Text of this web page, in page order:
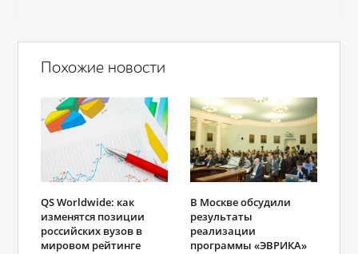
Похожие новости
QS Worldwide: как
изменятся позиции
российских вузов в
мировом рейтинге
В Москве обсудили
результаты
реализации
программы «ЭВРИКА»